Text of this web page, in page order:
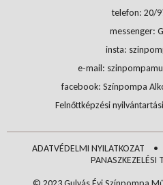
telefon: 20/
messenger:
insta:
e-mail:
facebook: Színpompa
Felnőttképzési
ADATVÉDELMI NYILATKOZAT •
PANASZKEZELÉSI